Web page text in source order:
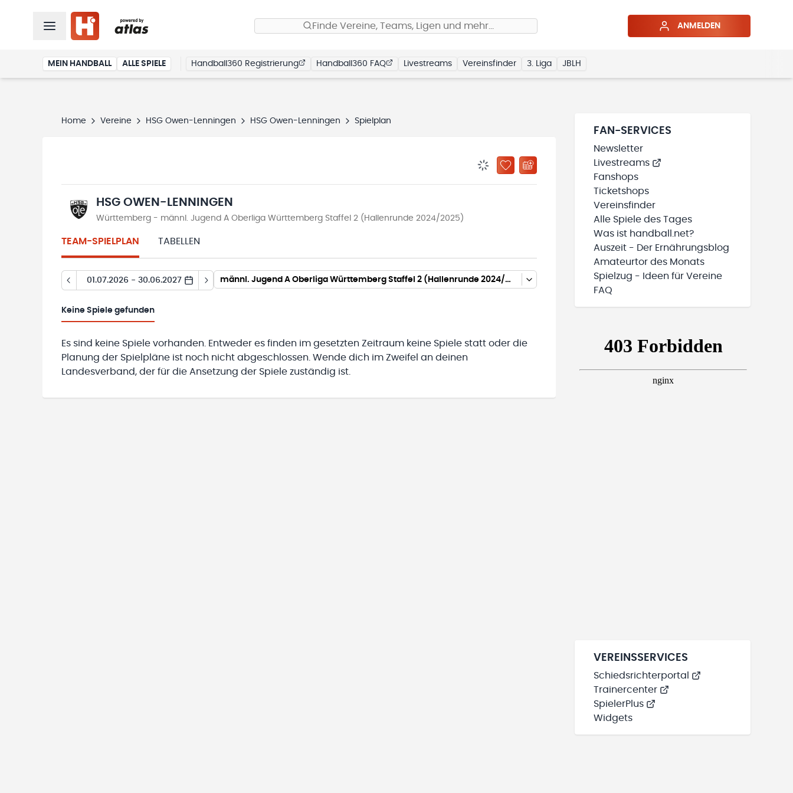
Finde Vereine, Teams, Ligen und mehr… ANMELDEN
MEIN HANDBALL ALLE SPIELE Handball360 Registrierung Handball360 FAQ Livestreams Vereinsfinder 3. Liga JBLH
Home Vereine HSG Owen-Lenningen HSG Owen-Lenningen Spielplan
BENACHRICHTIGUNGSSTATUS WIRD GELADEN
ZU „MEINE TEAMS“ HINZUFÜGEN
HSG OWEN-LENNINGEN
Württemberg - männl. Jugend A Oberliga Württemberg Staffel 2 (Hallenrunde 2024/2025)
TEAM-SPIELPLAN TABELLEN
01.07.2026 - 30.06.2027 männl. Jugend A Oberliga Württemberg Staffel 2 (Hallenrunde 2024/2025)
Keine Spiele gefunden
Es sind keine Spiele vorhanden. Entweder es finden im gesetzten Zeitraum keine Spiele statt oder die
Planung der Spielpläne ist noch nicht abgeschlossen. Wende dich im Zweifel an deinen
Landesverband, der für die Ansetzung der Spiele zuständig ist.
FAN-SERVICES
Newsletter
Livestreams
Fanshops
Ticketshops
Vereinsfinder
Alle Spiele des Tages
Was ist handball.net?
Auszeit - Der Ernährungsblog
Amateurtor des Monats
Spielzug - Ideen für Vereine
FAQ
VEREINSSERVICES
Schiedsrichterportal
Trainercenter
SpielerPlus
Widgets